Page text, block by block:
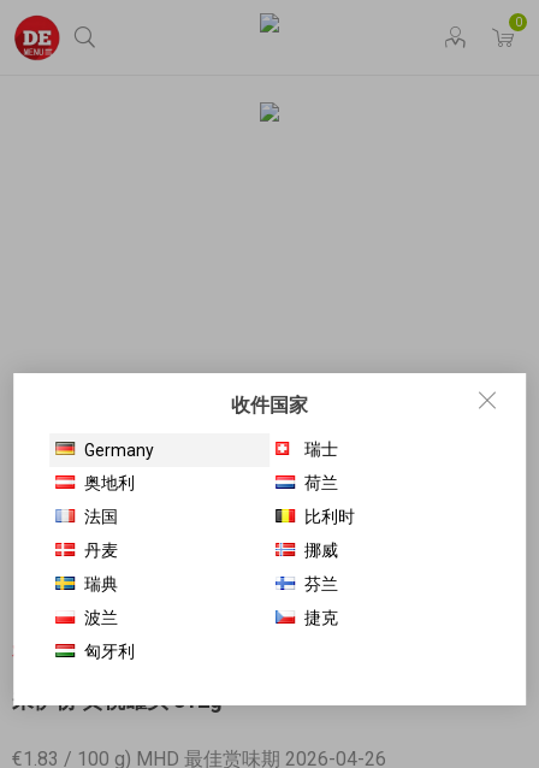
0
对不起-这个产品已经不再提供
来伊份 黄桃罐头 312g
€1.83 / 100 g) MHD 最佳赏味期 2026-04-26
收件国家
Germany
瑞士
奥地利
荷兰
法国
比利时
丹麦
挪威
瑞典
芬兰
波兰
捷克
匈牙利